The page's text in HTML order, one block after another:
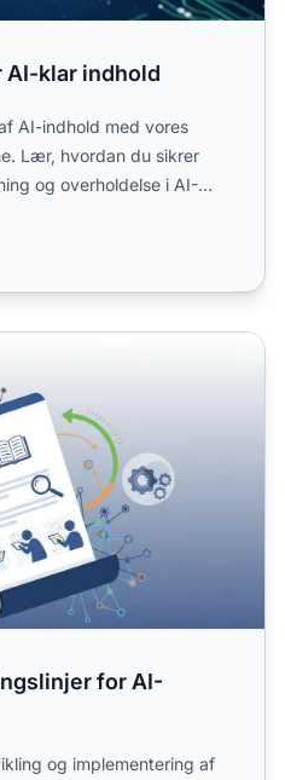
klar indhold
AI-indhold med vores
Lær, hvordan du sikrer
og overholdelse i AI-
AI-optimeret indhold
for AI-
og implementering af